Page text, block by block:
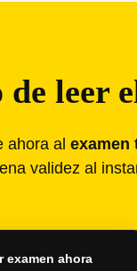
leer
ahora al examen
validez al
examen ahora